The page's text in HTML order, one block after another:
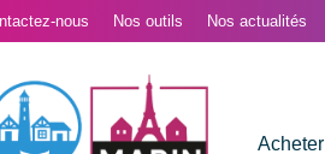
nous Nos outils Nos actualités
Acheter